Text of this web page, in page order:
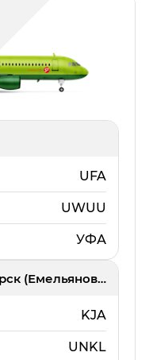
UFA
UWUU
УФА
Красноярск (Емельяново)
KJA
UNKL